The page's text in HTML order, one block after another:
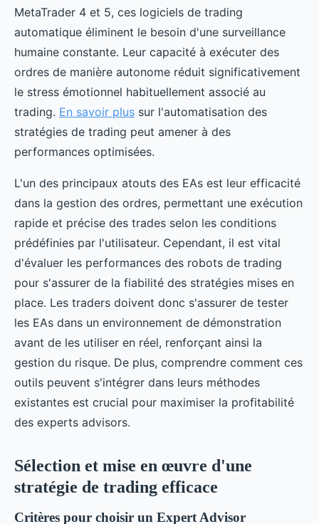
MetaTrader 4 et 5, ces logiciels de trading
automatique éliminent le besoin d'une surveillance
humaine constante. Leur capacité à exécuter des
ordres de manière autonome réduit significativement
le stress émotionnel habituellement associé au
trading. En savoir plus sur l'automatisation des
stratégies de trading peut amener à des
performances optimisées.
L'un des principaux atouts des EAs est leur efficacité
dans la gestion des ordres, permettant une exécution
rapide et précise des trades selon les conditions
prédéfinies par l'utilisateur. Cependant, il est vital
d'évaluer les performances des robots de trading
pour s'assurer de la fiabilité des stratégies mises en
place. Les traders doivent donc s'assurer de tester
les EAs dans un environnement de démonstration
avant de les utiliser en réel, renforçant ainsi la
gestion du risque. De plus, comprendre comment ces
outils peuvent s'intégrer dans leurs méthodes
existantes est crucial pour maximiser la profitabilité
des experts advisors.
Sélection et mise en œuvre d'une
stratégie de trading efficace
Critères pour choisir un Expert Advisor